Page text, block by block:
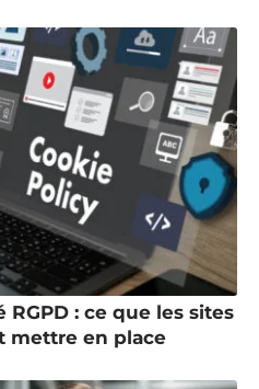
: ce que les sites
mettre en place